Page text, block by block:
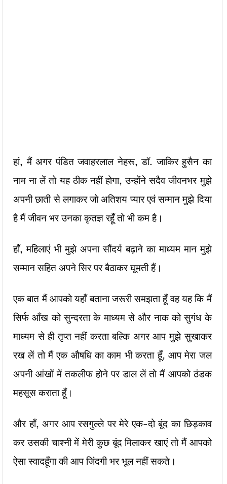
हां, मैं अगर पंडित जवाहरलाल नेहरू, डॉ. जाकिर हुसैन का
नाम ना लें तो यह ठीक नहीं होगा, उन्होंने सदैव जीवनभर मुझे
अपनी छाती से लगाकर जो अतिशय प्यार एवं सम्मान मुझे दिया
है मैं जीवन भर उनका कृतज्ञ रहूँ तो भी कम है।
हाँ, महिलाएं भी मुझे अपना सौंदर्य बढ़ाने का माध्यम मान मुझे
सम्मान सहित अपने सिर पर बैठाकर घूमती हैं।
एक बात मैं आपको यहाँ बताना जरूरी समझता हूँ वह यह कि मैं
सिर्फ आँख को सुन्दरता के माध्यम से और नाक को सुगंध के
माध्यम से ही तृप्त नहीं करता बल्कि अगर आप मुझे सुखाकर
रख लें तो मैं एक औषधि का काम भी करता हूँ, आप मेरा जल
अपनी आंखों में तकलीफ होने पर डाल लें तो मैं आपको ठंडक
महसूस कराता हूँ।
और हाँ, अगर आप रसगुल्ले पर मेरे एक-दो बूंद का छिड़काव
कर उसकी चाश्नी में मेरी कुछ बूंद मिलाकर खाएं तो मैं आपको
ऐसा स्वादहूँगा की आप जिंदगी भर भूल नहीं सकते।